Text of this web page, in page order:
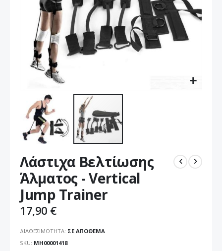
στην
αρχή
της
συλλογής
εικόνων
Λάστιχα Βελτίωσης
Άλματος - Vertical
Jump Trainer
17,90 €
ΔΙΑΘΕΣΙΜΌΤΗΤΑ: ΣΕ ΑΠΌΘΕΜΑ
SKU ΜΗ00001418